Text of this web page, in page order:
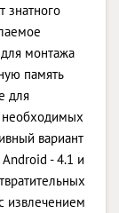
знатного
монтажа
память
для
необходимых
вариант
- 4.1 и
извлечением